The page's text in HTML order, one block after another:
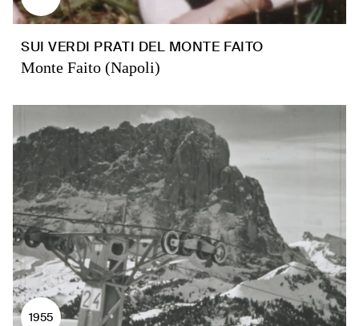
SUI VERDI PRATI DEL MONTE FAITO
Monte Faito (Napoli)
1955